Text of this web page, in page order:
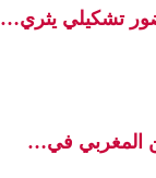
تشكيلي يثري…
المغربي في…